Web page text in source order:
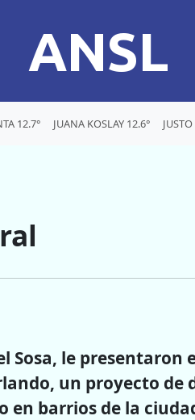
ANSL
12.7° JUANA KOSLAY 12.6°
Sosa, le presentaron
un proyecto de
barrios de la